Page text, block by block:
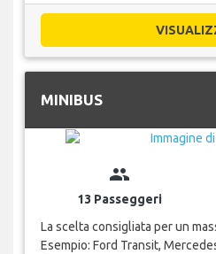
MINIBUS
group
13 Passeggeri
La scelta consigliata per un
Esempio: Ford Transit,